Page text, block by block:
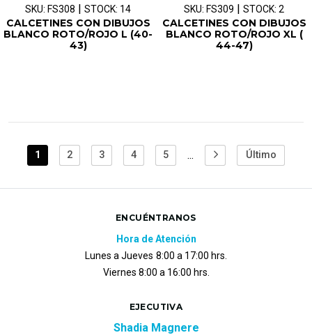
SKU: FS308 | STOCK: 14
CALCETINES CON DIBUJOS
BLANCO ROTO/ROJO L (40-
43)
SKU: FS309 | STOCK: 2
CALCETINES CON DIBUJOS
BLANCO ROTO/ROJO XL (
44-47)
1 2 3 4 5 ... Último
ENCUÉNTRANOS
Hora de Atención
Lunes a Jueves 8:00 a 17:00 hrs.
Viernes 8:00 a 16:00 hrs.
EJECUTIVA
Shadia Magnere